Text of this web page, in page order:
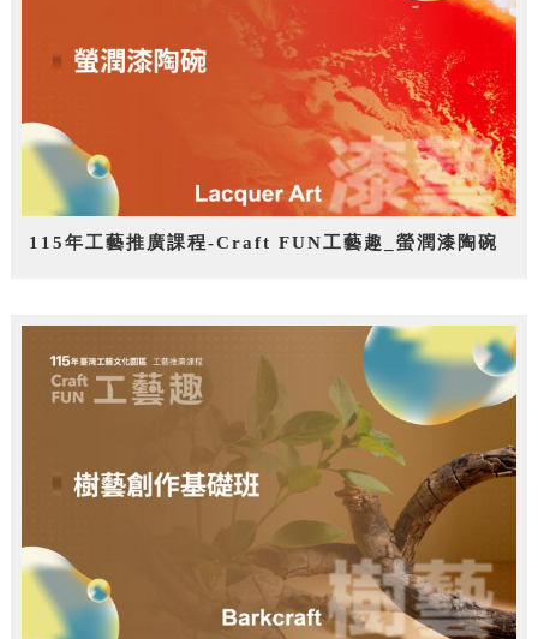
115年工藝推廣課程-Craft FUN工藝趣_螢潤漆陶碗